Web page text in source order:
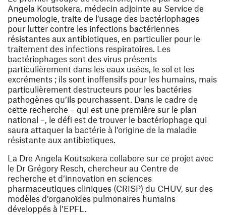
Angela Koutsokera, médecin adjointe au Service de
pneumologie, traite de l’usage des bactériophages
pour lutter contre les infections bactériennes
résistantes aux antibiotiques, en particulier pour le
traitement des infections respiratoires. Les
bactériophages sont des virus présents
particulièrement dans les eaux usées, le sol et les
excréments ; ils sont inoffensifs pour les humains, mais
particulièrement destructeurs pour les bactéries
pathogènes qu’ils pourchassent. Dans le cadre de
cette recherche – qui est une première sur le plan
national –, le défi est de trouver le bactériophage qui
saura attaquer la bactérie à l’origine de la maladie
résistante aux antibiotiques.
La Dre Angela Koutsokera collabore sur ce projet avec
le Dr Grégory Resch, chercheur au Centre de
recherche et d’innovation en sciences
pharmaceutiques cliniques (CRISP) du CHUV, sur des
modèles d’organoïdes pulmonaires humains
développés à l’EPFL.